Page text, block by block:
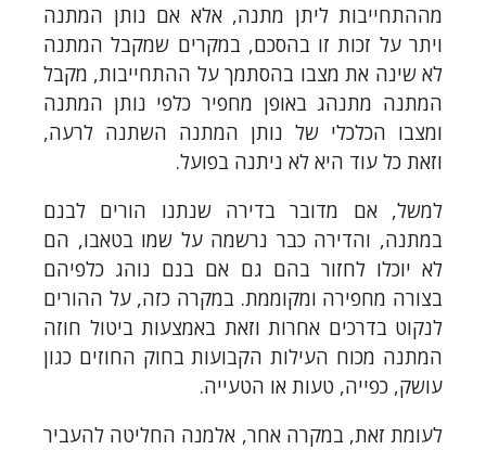
מההתחייבות ליתן מתנה, אלא אם נותן המתנה
ויתר על זכות זו בהסכם, במקרים שמקבל המתנה
לא שינה את מצבו בהסתמך על ההתחייבות, מקבל
המתנה מתנהג באופן מחפיר כלפי נותן המתנה
ומצבו הכלכלי של נותן המתנה השתנה לרעה,
וזאת כל עוד היא לא ניתנה בפועל.
למשל, אם מדובר בדירה שנתנו הורים לבנם
במתנה, והדירה כבר נרשמה על שמו בטאבו, הם
לא יוכלו לחזור בהם גם אם בנם נוהג כלפיהם
בצורה מחפירה ומקוממת. במקרה כזה, על ההורים
לנקוט בדרכים אחרות וזאת באמצעות ביטול חוזה
המתנה מכוח העילות הקבועות בחוק החוזים כגון
עושק, כפייה, טעות או הטעייה.
לעומת זאת, במקרה אחר, אלמנה החליטה להעביר